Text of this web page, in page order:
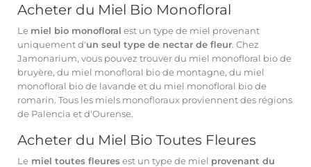
Acheter du Miel Bio Monofloral
Le miel bio monofloral est un type de miel provenant
uniquement d'un seul type de nectar de fleur. Chez
Jamonarium, vous pouvez trouver du miel monofloral bio de
bruyère, du miel monofloral bio de montagne, du miel
monofloral bio de lavande et du miel monofloral bio de
romarin. Tous les miels monofloraux proviennent des régions
de Palencia et d'Ourense.
Acheter du Miel Bio Toutes Fleures
Le miel toutes fleuresest un type de miel provenant du